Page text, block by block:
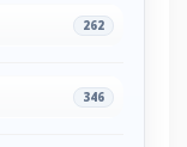
262
346